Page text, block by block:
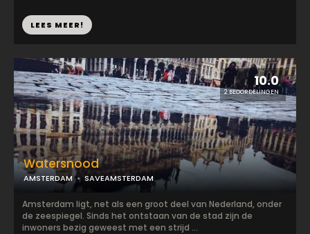
LEES MEER!
10.0
2 BEOORDELINGEN
Watersnood
AMSTERDAM SAVEAMSTERDAM
Amsterdam ligt, net als een groot deel van Nederland, onder
de zeespiegel. Sinds het ontstaan van de stad zijn de
inwoners bezig geweest met een strijd ...